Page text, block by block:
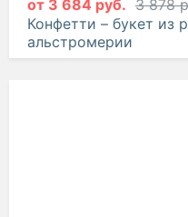
от 3 684 руб. 3 878
Конфетти – букет из
альстромерии